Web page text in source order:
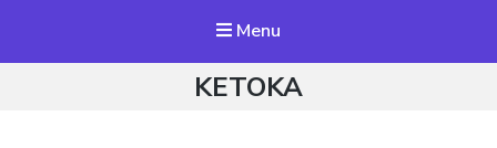
Menu
KETOKA